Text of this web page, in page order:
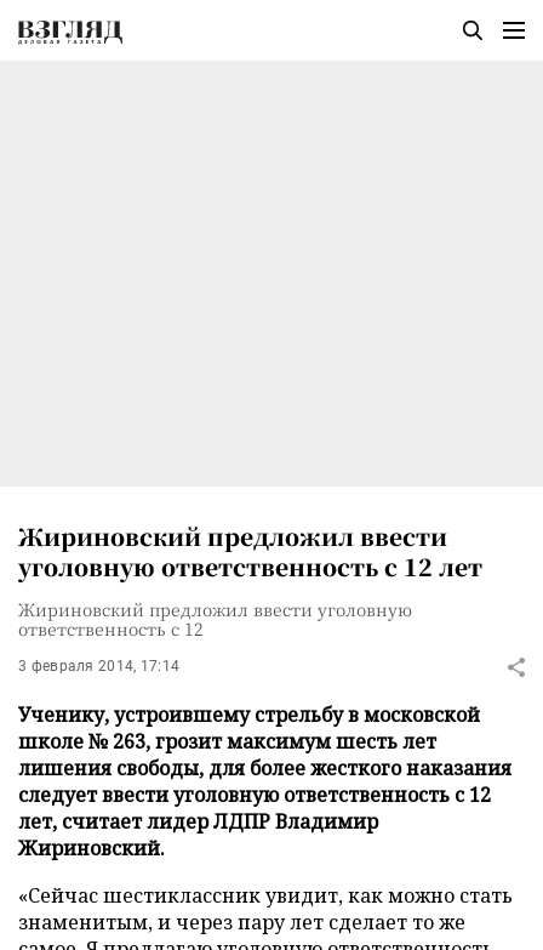
Жириновский предложил ввести
уголовную ответственность с 12 лет
Жириновский предложил ввести уголовную
ответственность с 12
3 февраля 2014, 17:14
Ученику, устроившему стрельбу в московской
школе № 263, грозит максимум шесть лет
лишения свободы, для более жесткого наказания
следует ввести уголовную ответственность с 12
лет, считает лидер ЛДПР Владимир
Жириновский.
«Сейчас шестиклассник увидит, как можно стать
знаменитым, и через пару лет сделает то же